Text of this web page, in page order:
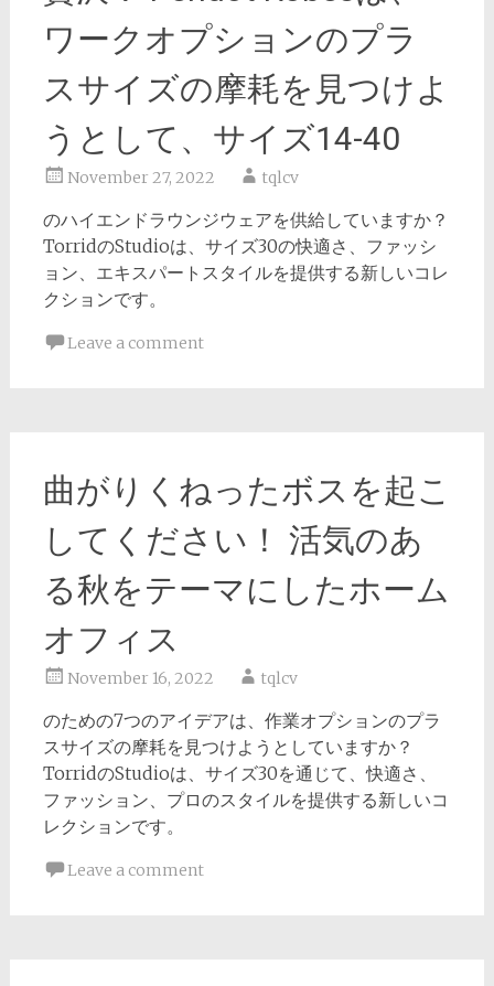
ワークオプションのプラ
スサイズの摩耗を見つけよ
うとして、サイズ14-40
November 27, 2022 tqlcv
のハイエンドラウンジウェアを供給していますか？
TorridのStudioは、サイズ30の快適さ、ファッシ
ョン、エキスパートスタイルを提供する新しいコレ
クションです。
Leave a comment
曲がりくねったボスを起こ
してください！ 活気のあ
る秋をテーマにしたホーム
オフィス
November 16, 2022 tqlcv
のための7つのアイデアは、作業オプションのプラ
スサイズの摩耗を見つけようとしていますか？
TorridのStudioは、サイズ30を通じて、快適さ、
ファッション、プロのスタイルを提供する新しいコ
レクションです。
Leave a comment